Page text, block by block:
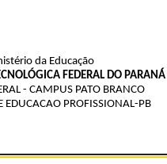
da Educação
FEDERAL DO PARANÁ
- CAMPUS PATO BRANCO
EDUCACAO PROFISSIONAL-PB